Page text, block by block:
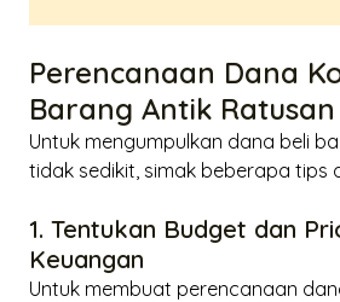
Perencanaan Dana
Barang Antik
Untuk mengumpulkan dana beli
tidak sedikit, simak beberapa tips
1. Tentukan Budget dan
Keuangan
Untuk membuat perencanaan